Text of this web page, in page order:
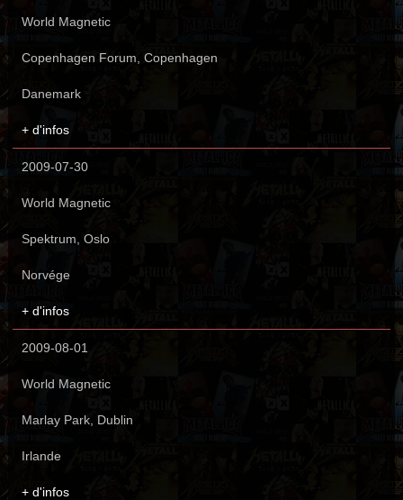
World Magnetic
Copenhagen Forum, Copenhagen
Danemark
+ d'infos
2009-07-30
World Magnetic
Spektrum, Oslo
Norvége
+ d'infos
2009-08-01
World Magnetic
Marlay Park, Dublin
Irlande
+ d'infos